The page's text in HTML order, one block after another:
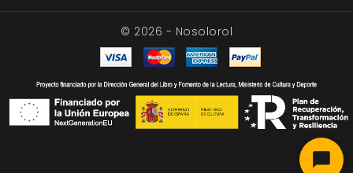
© 2026 - Nosolorol